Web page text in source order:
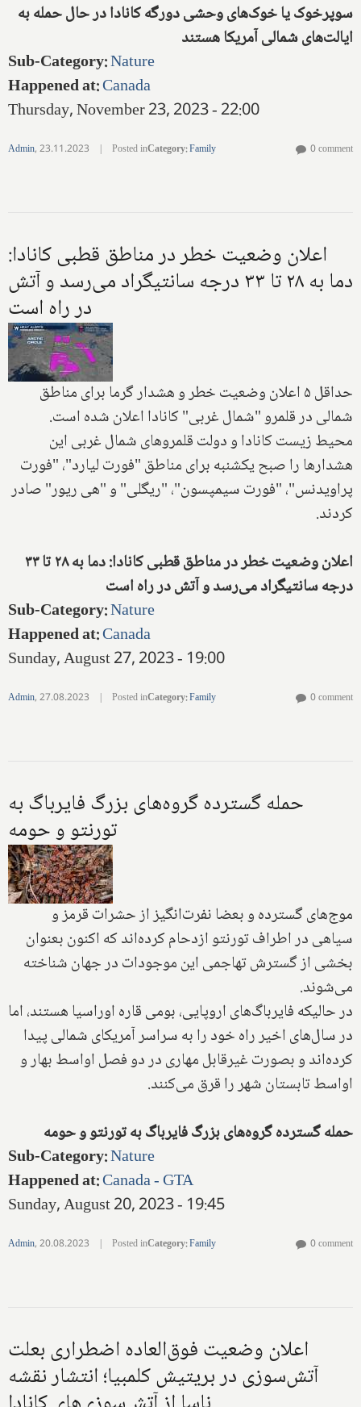
سوپرخوک یا خوک‌های وحشی دورگه کانادا در حال حمله به
ایالت‌های شمالی آمریکا هستند
Sub-Category:Nature
Happened at:Canada
Thursday, November 23, 2023 - 22:00
Admin,23.11.2023 | Posted inCategory:Family 0 comment
اعلان وضعیت خطر در مناطق قطبی کانادا:
دما به ۲۸ تا ۳۳ درجه سانتیگراد می‌رسد و آتش
در راه است
حداقل ۵ اعلان وضعیت خطر و هشدار گرما برای مناطق
شمالی در قلمرو "شمال غربی" کانادا اعلان شده است.
محیط زیست کانادا و دولت قلمروهای شمال غربی این
هشدارها را صبح یکشنبه برای مناطق "فورت لیارد"، "فورت
پراویدنس"، "فورت سیمپسون"، "ریگلی" و "هی ریور" صادر
کردند.
اعلان وضعیت خطر در مناطق قطبی کانادا: دما به ۲۸ تا ۳۳
درجه سانتیگراد می‌رسد و آتش در راه است
Sub-Category:Nature
Happened at:Canada
Sunday, August 27, 2023 - 19:00
Admin,27.08.2023 | Posted inCategory:Family 0 comment
حمله گسترده گروه‌های بزرگ فایرباگ به
تورنتو و حومه
موج‌های گسترده و بعضا نفرت‌انگیز از حشرات قرمز و
سیاهی در اطراف تورنتو ازدحام کرده‌اند که اکنون بعنوان
بخشی از گسترش تهاجمی این موجودات در جهان شناخته
می‌شوند.
در حالیکه فایرباگ‌های اروپایی، بومی قاره اوراسیا هستند، اما
در سال‌های اخیر راه خود را به سراسر آمریکای شمالی پیدا
کرده‌اند و بصورت غیرقابل مهاری در دو فصل اواسط بهار و
اواسط تابستان شهر را قرق می‌کنند.
حمله گسترده گروه‌های بزرگ فایرباگ به تورنتو و حومه
Sub-Category:Nature
Happened at:Canada - GTA
Sunday, August 20, 2023 - 19:45
Admin,20.08.2023 | Posted inCategory:Family 0 comment
اعلان وضعیت فوق‌العاده اضطراری بعلت
آتش‌سوزی در بریتیش کلمبیا؛ انتشار نقشه